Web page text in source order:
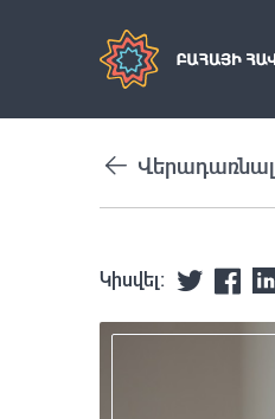
Վերադառնալ
Կիսվել: